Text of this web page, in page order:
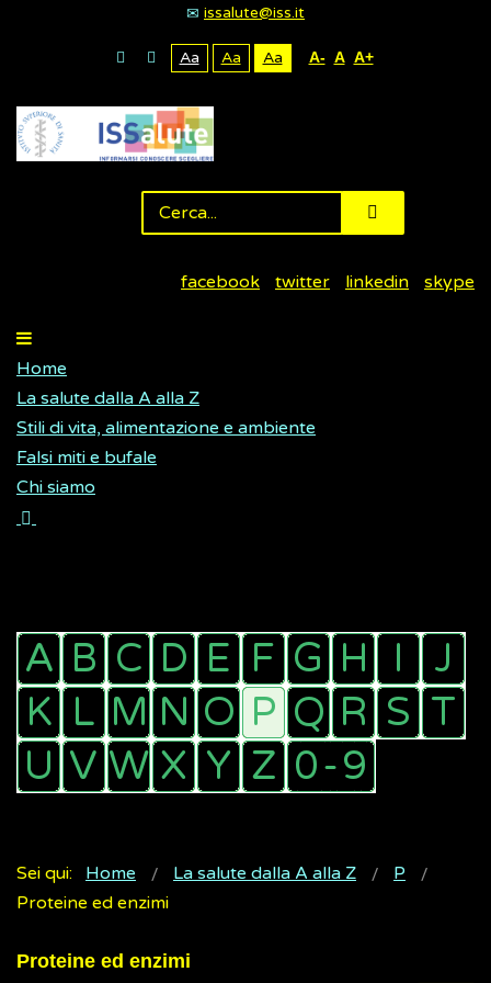
issalute@iss.it
Aa Aa Aa A- A A+
facebook twitter linkedin skype
Home
La salute dalla A alla Z
Stili di vita, alimentazione e ambiente
Falsi miti e bufale
Chi siamo
Sei qui: Home La salute dalla A alla Z
P
Proteine ed enzimi
Proteine ed enzimi